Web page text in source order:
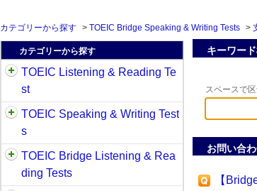
カテゴリーから探す > TOEIC Bridge Speaking & Writing Tests >
カテゴリーから探す
TOEIC Listening & Reading Te
st
TOEIC Speaking & Writing Test
s
TOEIC Bridge Listening & Rea
ding Tests
キーワー
スペースで
お問い合
【